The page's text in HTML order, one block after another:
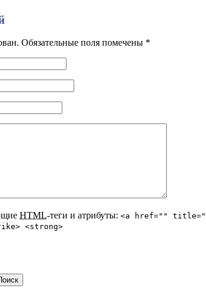
Обязательные поля помечены *
HTML-теги и атрибуты: <a href=""
<strong>